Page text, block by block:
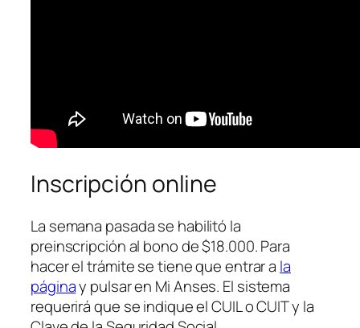
Inscripción online
La semana pasada se habilitó la
preinscripción al bono de $18.000. Para
hacer el trámite se tiene que entrar a la
páginay pulsar en Mi Anses. El sistema
requerirá que se indique el CUIL o CUIT y la